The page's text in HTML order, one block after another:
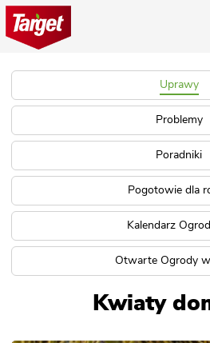
Uprawy
Problemy
Poradniki
Pogotowie dla
Kalendarz
Otwarte Ogrody
Kwiaty